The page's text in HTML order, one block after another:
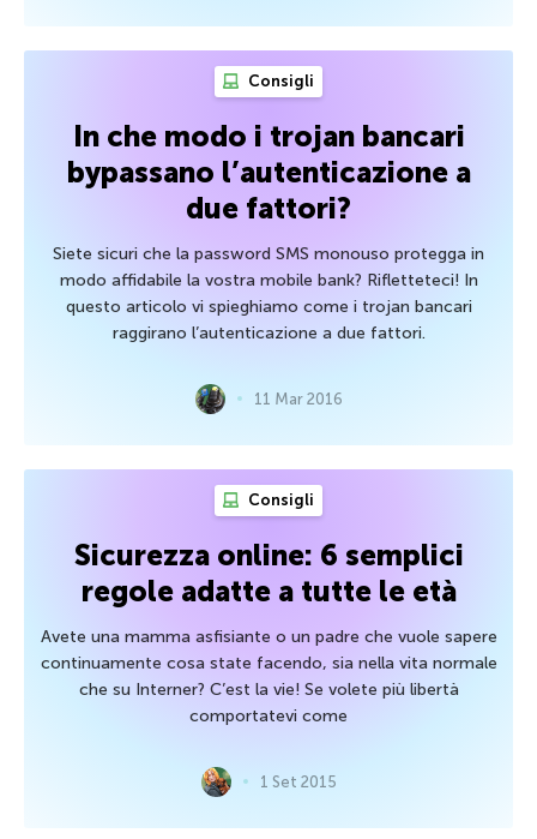
Consigli
In che modo i trojan bancari
bypassano l’autenticazione a
due fattori?
Siete sicuri che la password SMS monouso protegga in
modo affidabile la vostra mobile bank? Rifletteteci! In
questo articolo vi spieghiamo come i trojan bancari
raggirano l’autenticazione a due fattori.
11 Mar 2016
Consigli
Sicurezza online: 6 semplici
regole adatte a tutte le età
Avete una mamma asfisiante o un padre che vuole sapere
continuamente cosa state facendo, sia nella vita normale
che su Interner? C’est la vie! Se volete più libertà
comportatevi come
1 Set 2015